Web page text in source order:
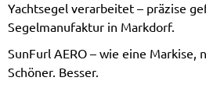
Yachtsegel verarbeitet – präzise
Segelmanufaktur in Markdorf.
SunFurl AERO – wie eine Markise,
Schöner. Besser.